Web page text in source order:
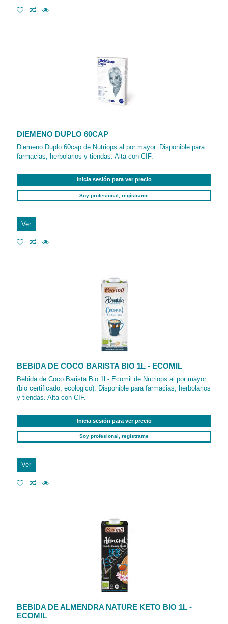
DIEMENO DUPLO 60CAP
Diemeno Duplo 60cap de Nutriops al por mayor. Disponible para
farmacias, herbolarios y tiendas. Alta con CIF.
Inicia sesión para ver precio
Soy profesional, regístrame
Ver
BEBIDA DE COCO BARISTA BIO 1L - ECOMIL
Bebida de Coco Barista Bio 1l - Ecomil de Nutriops al por mayor
(bio certificado, ecologico). Disponible para farmacias, herbolarios
y tiendas. Alta con CIF.
Inicia sesión para ver precio
Soy profesional, regístrame
Ver
BEBIDA DE ALMENDRA NATURE KETO BIO 1L -
ECOMIL